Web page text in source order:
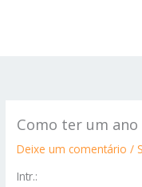
Como ter um
Deixe um comentário /
Intr.: